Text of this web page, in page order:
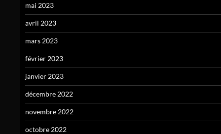
mai 2023
avril 2023
mars 2023
février 2023
janvier 2023
décembre 2022
novembre 2022
octobre 2022